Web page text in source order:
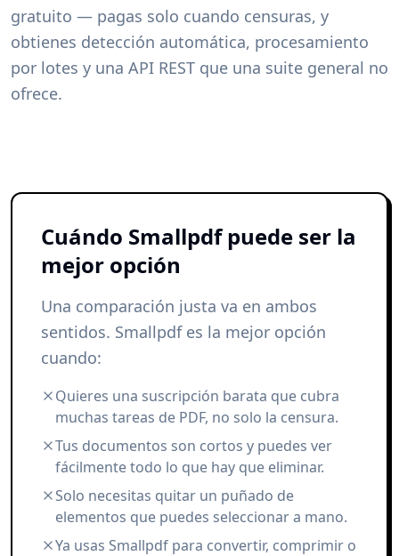
gratuito — pagas solo cuando censuras, y
obtienes detección automática, procesamiento
por lotes y una API REST que una suite general no
ofrece.
Cuándo Smallpdf puede ser la
mejor opción
Una comparación justa va en ambos
sentidos. Smallpdf es la mejor opción
cuando:
Quieres una suscripción barata que cubra
muchas tareas de PDF, no solo la censura.
Tus documentos son cortos y puedes ver
fácilmente todo lo que hay que eliminar.
Solo necesitas quitar un puñado de
elementos que puedes seleccionar a mano.
Ya usas Smallpdf para convertir, comprimir o